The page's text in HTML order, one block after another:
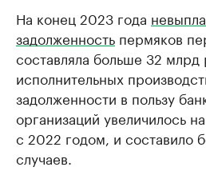
На конец 2023 года
задолженность пермяков
составляла больше 32 млрд
исполнительных
задолженности в пользу
организаций увеличилось
с 2022 годом, и составило
случаев.